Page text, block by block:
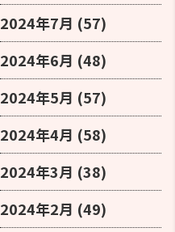
2024年7月 (57)
2024年6月 (48)
2024年5月 (57)
2024年4月 (58)
2024年3月 (38)
2024年2月 (49)